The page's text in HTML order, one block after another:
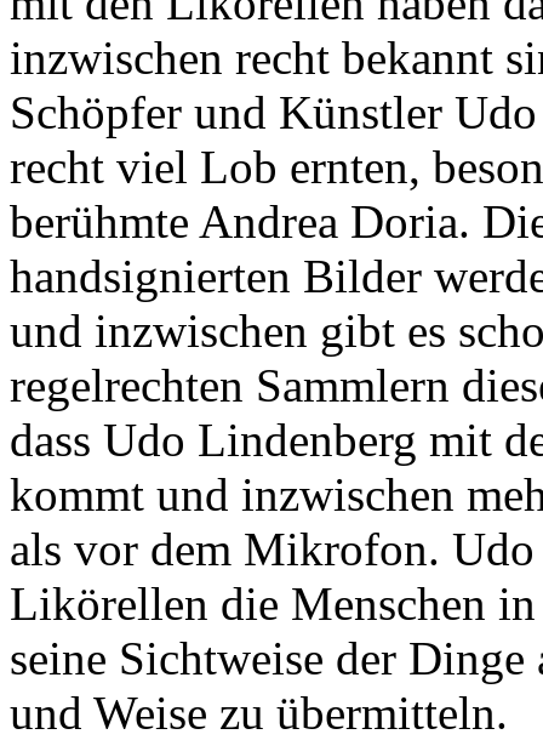
inzwischen recht bekannt
Schöpfer und Künstler
recht viel Lob ernten,
berühmte Andrea Doria.
handsignierten Bilder
und inzwischen gibt es
regelrechten Sammlern
dass Udo Lindenberg mit
kommt und inzwischen
als vor dem Mikrofon.
Likörellen die Menschen
seine Sichtweise der
und Weise zu übermitteln.